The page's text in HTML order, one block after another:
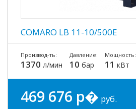
COMARO LB 11-10/500E
Производ-ть:
1370 л/мин
Давление:
10 бар
Мощность:
11 кВт
469 676 р� руб.